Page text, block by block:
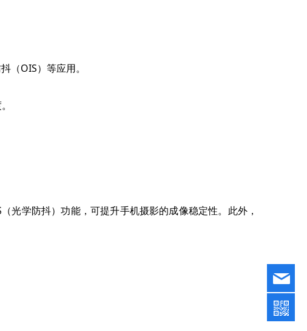
（OIS）等应用。
光学防抖）功能，可提升手机摄影的成像稳定性。此外，